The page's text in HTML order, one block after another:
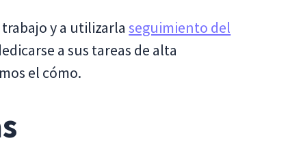
trabajo y a utilizarlaseguimiento del
a sus tareas de alta
el cómo.